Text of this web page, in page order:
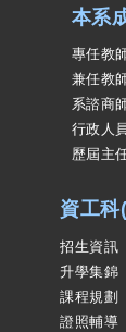
本系
專任教
兼任教
系諮商
行政人員
歷屆主
資工科
招生資訊
升學集錦
課程規劃
證照輔導